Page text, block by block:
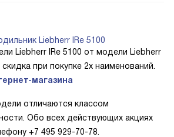
Liebherr IRe 5100
Liebherr IRe 5100 от модели Liebherr
при покупке 2х наименований.
магазина
отличаются классом
Обо всех действующих акциях
+7 495 929-70-78.